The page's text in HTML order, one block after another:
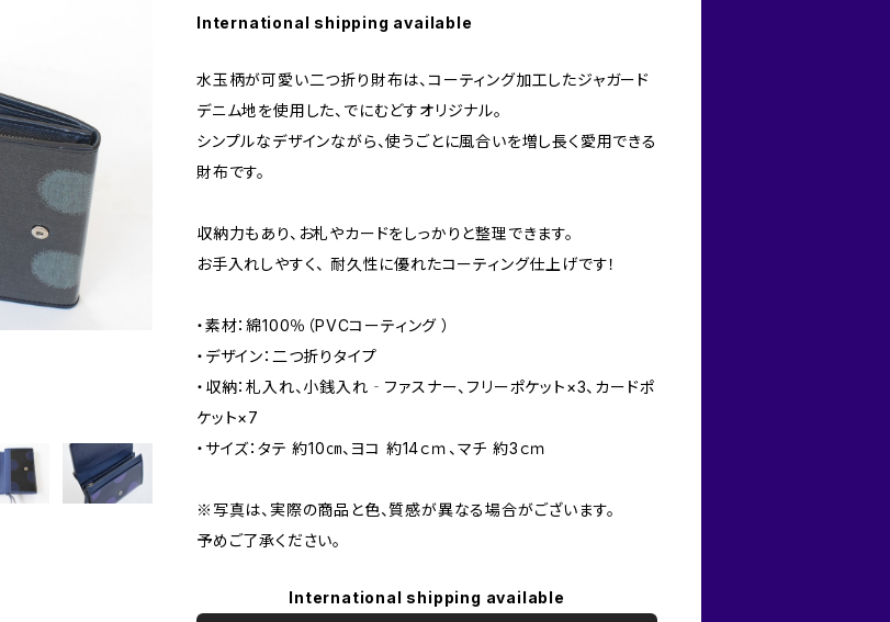
International shipping available
水玉柄が可愛い二つ折り財布は、コーティング加工したジャガード
デニム地を使用した、でにむどすオリジナル。
シンプルなデザインながら、使うごとに風合いを増し長く愛用できる
財布です。
収納力もあり、お札やカードをしっかりと整理できます。
お手入れしやすく、 耐久性に優れたコーティング仕上げです！
・素材：綿100％（PVCコーティング ）
・デザイン：二つ折りタイプ
・収納：札入れ、小銭入れ‐ファスナー、フリーポケット×3、カードポ
ケット×7
・サイズ：タテ 約10㎝、ヨコ 約14ｃｍ、マチ 約3ｃｍ
※写真は、実際の商品と色、質感が異なる場合がございます。
予めご了承ください。
International shipping available